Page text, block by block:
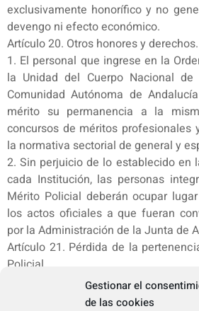
Gestionar el
de las cookies
exclusivamente honorífico y no
devengo ni efecto económico.
Artículo 20. Otros honores y derechos.
1. El personal que ingrese en la
la Unidad del Cuerpo Nacional
Comunidad Autónoma de
mérito su permanencia a la
concursos de méritos profesionales
la normativa sectorial de general y
2. Sin perjuicio de lo establecido en
cada Institución, las personas
Mérito Policial deberán ocupar
los actos oficiales a que fueran
por la Administración de la Junta de
Artículo 21. Pérdida de la
Policial.
1. El personal perteneciente a
Nacional de Policía Adscrita a la